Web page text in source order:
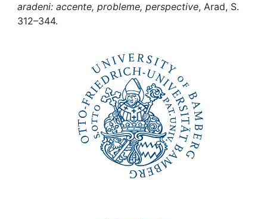
aradeni: accente, probleme, perspective, Arad, S.
312–344.